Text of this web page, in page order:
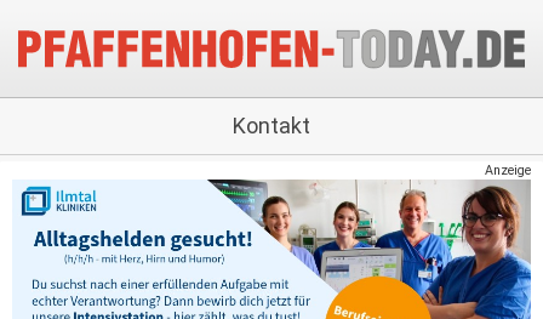
Kontakt
Anzeige